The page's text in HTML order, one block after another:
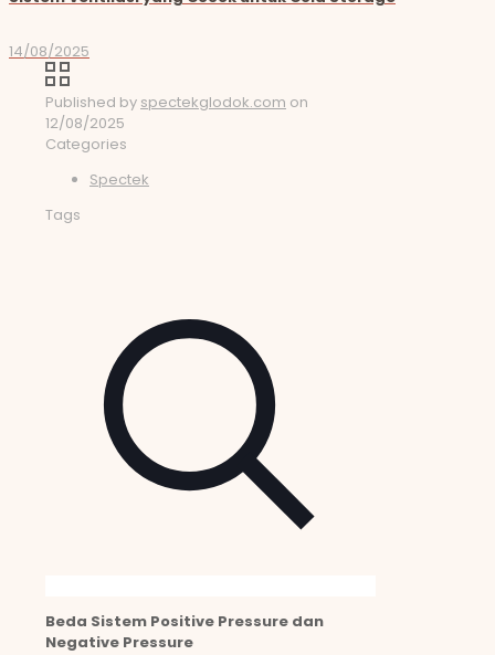
14/08/2025
Published by spectekglodok.com on
12/08/2025
Categories
Spectek
Tags
Beda Sistem Positive Pressure dan
Negative Pressure